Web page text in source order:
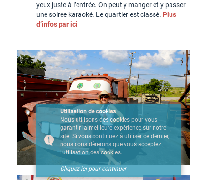
yeux juste à l’entrée. On peut y manger et y passer
une soirée karaoké. Le quartier est classé. Plus
d’infos par ici
Utilisation de cookies
Nous utilisons des cookies pour vous
garantir la meilleure expérience sur notre
site. Si vous continuez à utiliser ce dernier,
nous considérerons que vous acceptez
l'utilisation des cookies.
Cliquez ici pour continuer